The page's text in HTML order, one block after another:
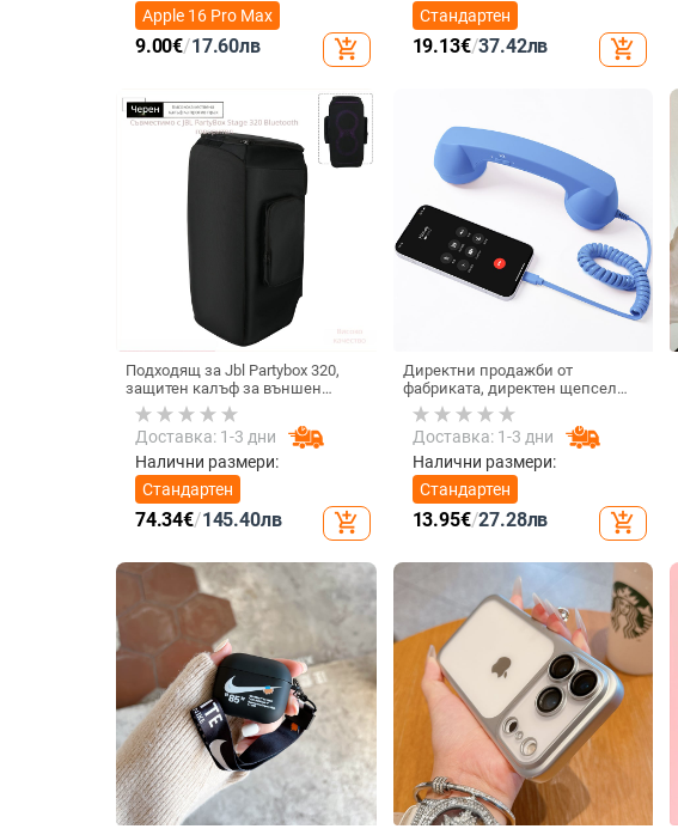
Apple 16 Pro Max
9.00€/17.60лв add_shopping_cart
Стандартен
19.13€/37.42лв add_shopping_cart
Подходящ за Jbl Partybox 320,
защитен калъф за външен
високоговорител, калъф за
количка Stage 320 Audio,
прахозащитно покритие.
Доставка: 1-3 дни
Налични размери:
Стандартен
74.34€/145.40лв add_shopping_cart
Директни продажби от
фабриката, директен щепсел
тип C, мобилен телефон, Douyin
Internet Celebrity, електрически
микрофон, слушалки с C порт,
кабелна слушалка
Доставка: 1-3 дни
Налични размери:
Стандартен
13.95€/27.28лв add_shopping_cart